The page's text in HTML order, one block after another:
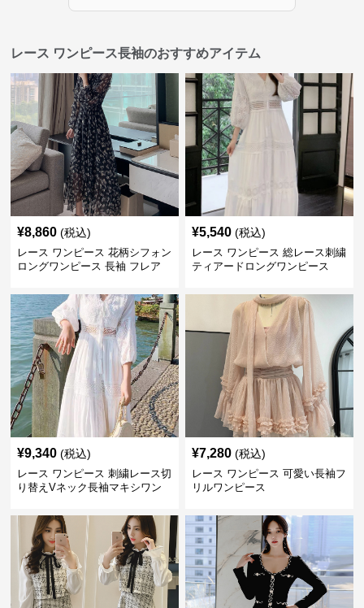
レース ワンピース長袖のおすすめアイテム
¥8,860 (税込)
レース ワンピース 花柄シフォン
ロングワンピース 長袖 フレア
¥5,540 (税込)
レース ワンピース 総レース刺繍
ティアードロングワンピース
¥9,340 (税込)
レース ワンピース 刺繍レース切
り替えVネック長袖マキシワン
¥7,280 (税込)
レース ワンピース 可愛い長袖フ
リルワンピース